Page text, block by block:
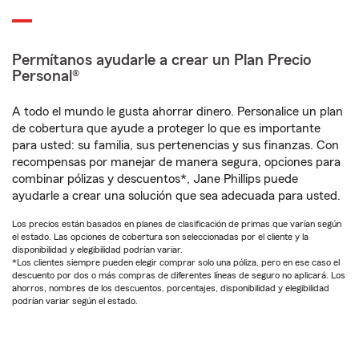
Permítanos ayudarle a crear un Plan Precio
Personal®
A todo el mundo le gusta ahorrar dinero. Personalice un plan
de cobertura que ayude a proteger lo que es importante
para usted: su familia, sus pertenencias y sus finanzas. Con
recompensas por manejar de manera segura, opciones para
combinar pólizas y descuentos*, Jane Phillips puede
ayudarle a crear una solución que sea adecuada para usted.
Los precios están basados en planes de clasificación de primas que varían según
el estado. Las opciones de cobertura son seleccionadas por el cliente y la
disponibilidad y elegibilidad podrían variar.
*Los clientes siempre pueden elegir comprar solo una póliza, pero en ese caso el
descuento por dos o más compras de diferentes líneas de seguro no aplicará. Los
ahorros, nombres de los descuentos, porcentajes, disponibilidad y elegibilidad
podrían variar según el estado.